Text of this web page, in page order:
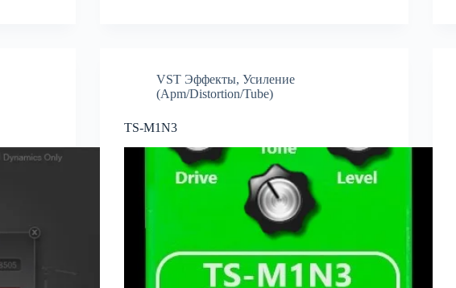
VST Эффекты,Усиление
(Apm/Distortion/Tube)
TS-M1N3